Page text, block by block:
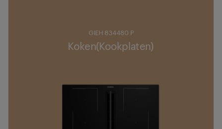
GIEH 834480 P
Koken(Kookplaten)